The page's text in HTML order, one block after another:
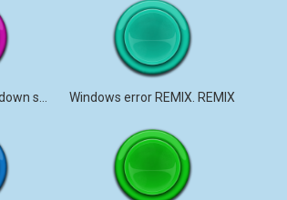
Windows error REMIX. REMIX